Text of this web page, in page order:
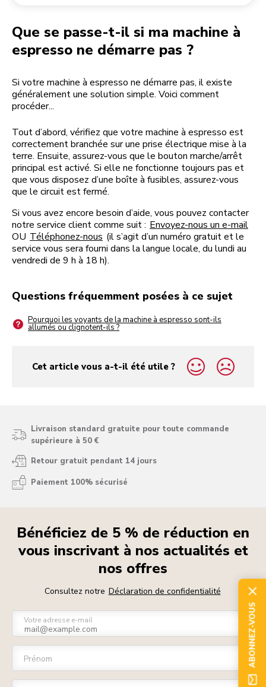
Que se passe-t-il si ma machine à
espresso ne démarre pas ?
Si votre machine à espresso ne démarre pas, il existe
généralement une solution simple. Voici comment
procéder...
Tout d’abord, vérifiez que votre machine à espresso est
correctement branchée sur une prise électrique mise à la
terre. Ensuite, assurez-vous que le bouton marche/arrêt
principal est activé. Si elle ne fonctionne toujours pas et
que vous disposez d’une boîte à fusibles, assurez-vous
que le circuit est fermé.
Si vous avez encore besoin d’aide, vous pouvez contacter
notre service client comme suit : Envoyez-nous un e-mail
OU Téléphonez-nous (il s’agit d’un numéro gratuit et le
service vous sera fourni dans la langue locale, du lundi au
vendredi de 9 h à 18 h).
Questions fréquemment posées à ce sujet
Pourquoi les voyants de la machine à espresso sont-ils
allumés ou clignotent-ils ?
Cet article vous a-t-il été utile ?
yes
no
Livraison standard gratuite pour toute commande
supérieure à 50 €
Retour gratuit pendant 14 jours
Paiement 100% sécurisé
Bénéficiez de 5 % de réduction en
vous inscrivant à nos actualités et
nos offres
Consultez notre Déclaration de confidentialité
Votre adresse e-mail
Prénom ABONNEZ-VOUS